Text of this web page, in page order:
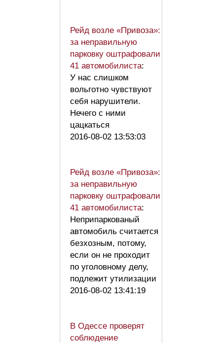
Рейд возле «Привоза»:
за неправильную
парковку оштрафовали
41 автомобилиста:
У нас слишком
вольготно чувствуют
себя нарушители.
Нечего с ними
цацкаться
2016-08-02 13:53:03
Рейд возле «Привоза»:
за неправильную
парковку оштрафовали
41 автомобилиста:
Неприпаркованый
автомобиль считается
безхозным, потому,
если он не проходит
по уголовному делу,
подлежит утилизации
2016-08-02 13:41:19
В Одессе проверят
соблюдение